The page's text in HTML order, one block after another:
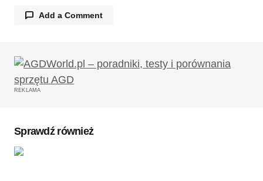
Add a Comment
Twój adres email nie zostanie opublikowany.
Wymagane pola są oznaczone
REKLAMA
Sprawdź również